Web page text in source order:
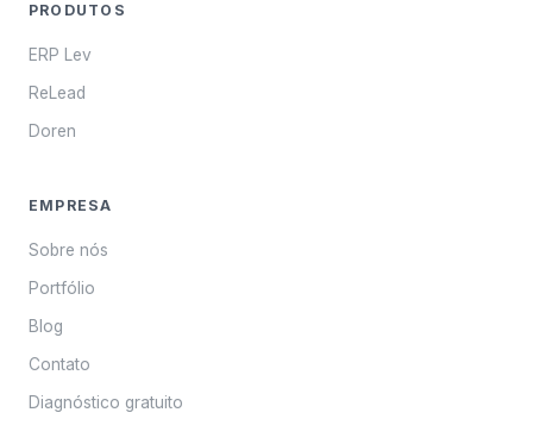
PRODUTOS
ERP Lev
ReLead
Doren
EMPRESA
Sobre nós
Portfólio
Blog
Contato
Diagnóstico gratuito